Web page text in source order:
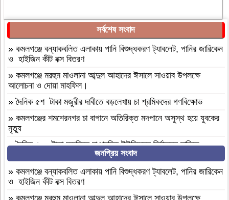
সর্বশেষ সংবাদ
» কমলগঞ্জে বন্যাকবলিত এলাকায় পানি বিশুদ্ধকরণ ট্যাবলেট, পানির জারিকেন
ও হাইজিন কীট বক্স বিতরণ
» কমলগঞ্জে মরহুম মাওলানা আব্দুল আহাদের ঈসালে সাওয়াব উপলক্ষে
আলোচনা ও দোয়া মাহফিল।
»দৈনিক ৫শ টাকা মজুরীর দাবীতে বড়লেখায় চা শ্রমিকদের গণবিক্ষোভ
» কমলগঞ্জের শমশেরনগর চা বাগানে অতিরিক্ত মদপানে অসুস্থ হয়ে যুবকের
মৃত্যু
»দৈনিক ৫০০ টাকা মজুরিসহ চা শ্রমিক ইউনিয়নের নির্বাচনের দাবিতে
কমলগঞ্জে চা-শ্রমিকদের মানববন্ধন
» এআই দিয়ে এমপি নাসের রহমানের অশ্লীল ভিডিও ছড়ানোর অভিযোগে
সাভার থেকে আসামি গ্রেপ্তার
» বগুড়া আদমদীঘি ১শ পিস ট্যাপেন্টাডলসহ একজন গ্রেফতার
জনপ্রিয় সংবাদ
» কমলগঞ্জে বন্যাকবলিত এলাকায় পানি বিশুদ্ধকরণ ট্যাবলেট, পানির জারিকেন
ও হাইজিন কীট বক্স বিতরণ
» কমলগঞ্জে মরহুম মাওলানা আব্দুল আহাদের ঈসালে সাওয়াব উপলক্ষে